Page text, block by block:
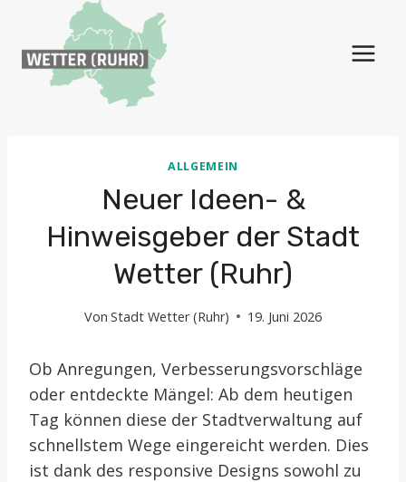
springen
ALLGEMEIN
Neuer Ideen- &
Hinweisgeber der Stadt
Wetter (Ruhr)
Von Stadt Wetter (Ruhr) 19. Juni 2026
Ob Anregungen, Verbesserungsvorschläge
oder entdeckte Mängel: Ab dem heutigen
Tag können diese der Stadtverwaltung auf
schnellstem Wege eingereicht werden. Dies
ist dank des responsive Designs sowohl zu